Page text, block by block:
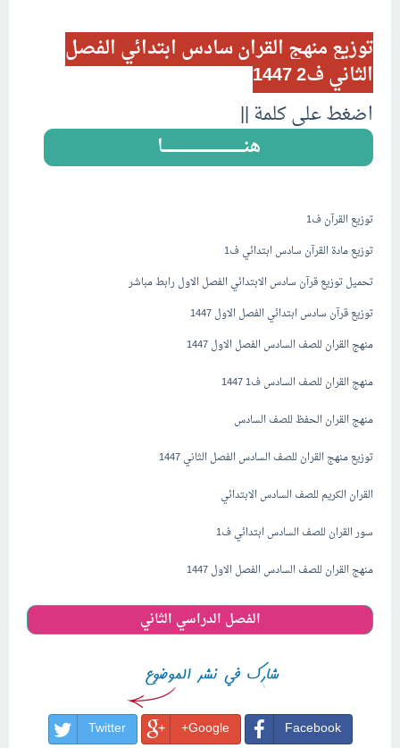
توزيع منهج القران سادس ابتدائي الفصل
الثاني ف2 1447
اضغط على كلمة ||
هنـــــــــــــــــــــــــــــــــــــــــــــا
توزيع القرآن ف1
توزيع مادة القرآن سادس ابتدائي ف1
تحميل توزيع قرآن سادس الابتدائي الفصل الاول رابط مباشر
توزيع قرآن سادس ابتدائي الفصل الاول 1447
منهج القران للصف السادس الفصل الاول 1447
منهج القران للصف السادس ف1 1447
منهج القران الحفظ للصف السادس
توزيع منهج القران للصف السادس الفصل الثاني 1447
القران الكريم للصف السادس الابتدائي
سور القران للصف السادس ابتدائي ف1
منهج القران للصف السادس الفصل الاول 1447
الفصل الدراسي الثاني
Facebook
Google+
Twitter